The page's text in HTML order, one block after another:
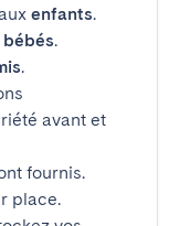
enfants.
bébés.
.
avant et
fournis.
place.